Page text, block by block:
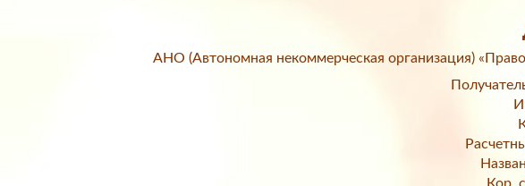
АНО (Автономная некоммерческая организация)